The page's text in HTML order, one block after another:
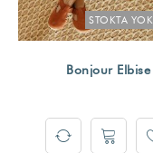
STOKTA YOK
Bonjour Elbise